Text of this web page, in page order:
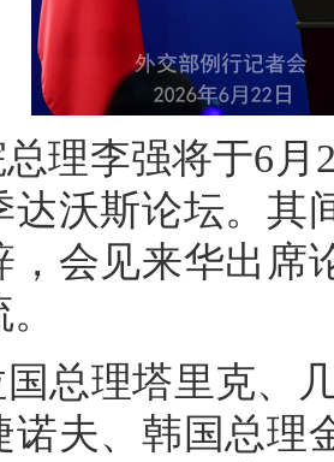
总理李强将于6
达沃斯论坛。其
，会见来华出席
总理塔里克、
诺夫、韩国总理